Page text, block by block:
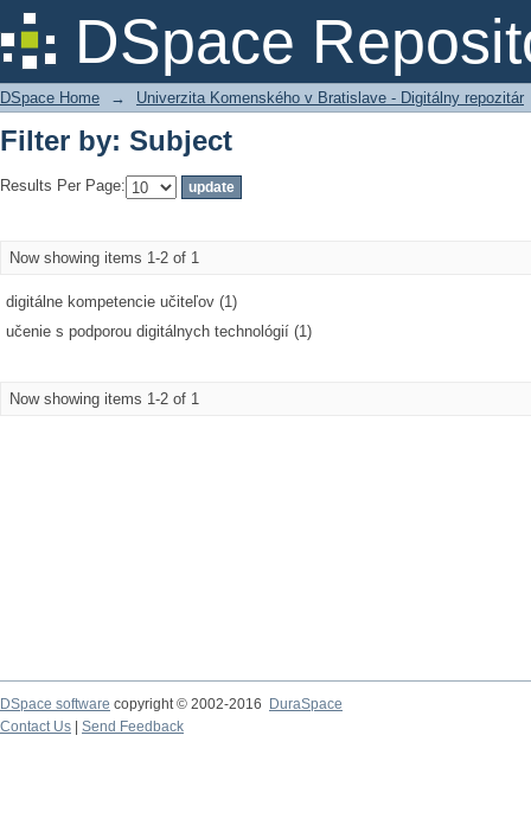
DSpace
Filter by: Subject
DSpace Home → Univerzita Komenského v Bratislave - Digitálny repozitár
Filter by: Subject
Results Per Page:
Now showing items 1-2 of 1
digitálne kompetencie učiteľov (1)
učenie s podporou digitálnych technológií (1)
Now showing items 1-2 of 1
DSpace software copyright © 2002-2016
DuraSpace
Contact Us
Send Feedback